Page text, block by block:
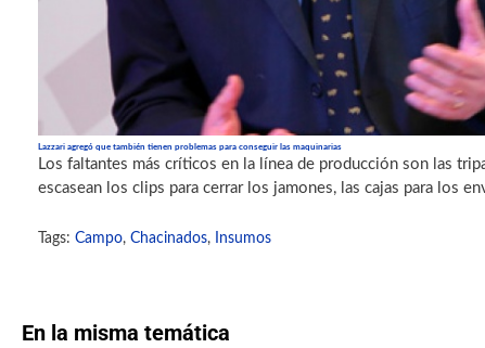
Lazzari agregó que también tienen problemas para conseguir las maquinarias
Los faltantes más críticos en la línea de producción son las
escasean los clips para cerrar los jamones, las cajas para los
Tags: Campo, Chacinados, Insumos
En la misma temática